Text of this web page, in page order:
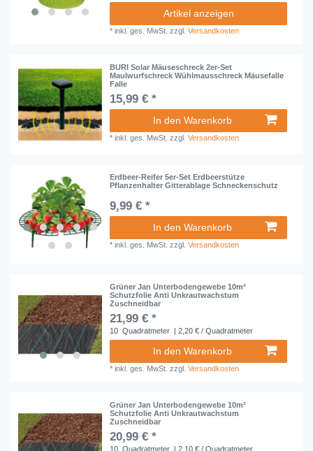
Artikel anzeigen
*inkl. ges. MwSt. zzgl.Versandkosten
BURI Solar Mäuseschreck 2er-Set
Maulwurfschreck Wühlmausschreck Mäusefalle
Falle
15,99 € *
In den Warenkorb
*inkl. ges. MwSt. zzgl.Versandkosten
Erdbeer-Reifer 5er-Set Erdbeerstütze
Pflanzenhalter Gitterablage Schneckenschutz
9,99 € *
In den Warenkorb
*inkl. ges. MwSt. zzgl.Versandkosten
Grüner Jan Unterbodengewebe 10m²
Schutzfolie Anti Unkrautwachstum
Zuschneidbar
21,99 € *
10 Quadratmeter | 2,20 € / Quadratmeter
In den Warenkorb
*inkl. ges. MwSt. zzgl.Versandkosten
Grüner Jan Unterbodengewebe 10m²
Schutzfolie Anti Unkrautwachstum
Zuschneidbar
20,99 € *
10 Quadratmeter | 2,10 € / Quadratmeter